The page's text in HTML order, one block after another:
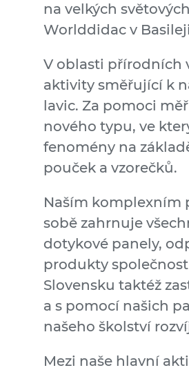
na velkých
Worlddidac v
V oblasti přírodních
aktivity směřující k
lavic. Za pomoci
nového typu, ve
fenomény na
pouček a vzorečků.
Naším komplexním
sobě zahrnuje
dotykové panely,
produkty
Slovensku taktéž
a s pomocí našich
našeho školství
Mezi naše hlavní